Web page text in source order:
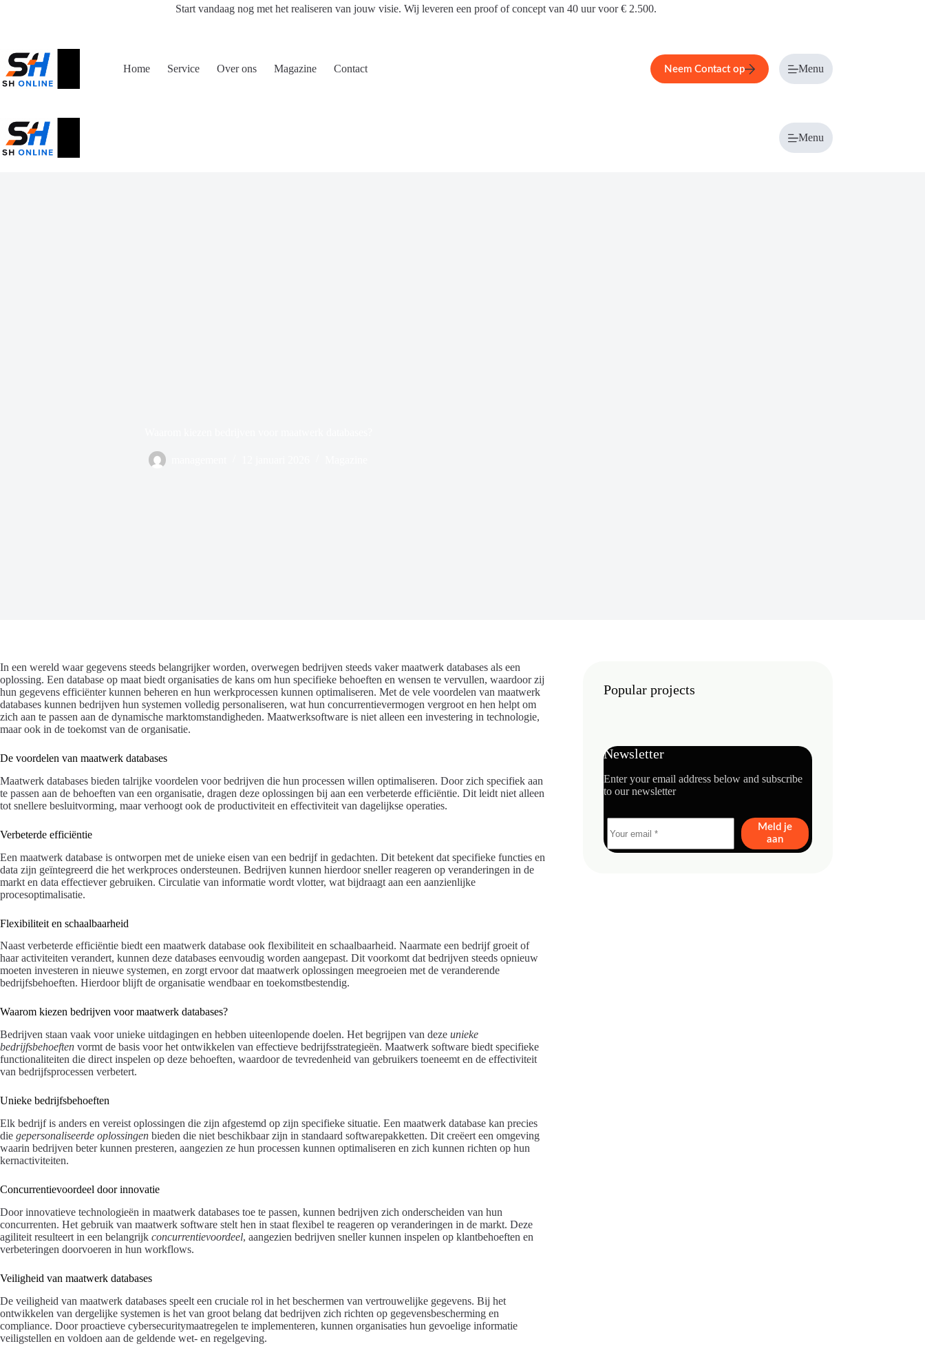
Start vandaag nog met het realiseren van jouw visie. Wij leveren een proof of concept van 40 uur voor € 2.500.
Home Service Over ons Magazine Contact Neem Contact op Menu
Menu
In een wereld waar gegevens steeds belangrijker worden, overwegen bedrijven steeds vaker maatwerk databases als een
oplossing. Een database op maat biedt organisaties de kans om hun specifieke behoeften en wensen te vervullen, waardoor zij
hun gegevens efficiënter kunnen beheren en hun werkprocessen kunnen optimaliseren. Met de vele voordelen van maatwerk
databases kunnen bedrijven hun systemen volledig personaliseren, wat hun concurrentievermogen vergroot en hen helpt om
zich aan te passen aan de dynamische marktomstandigheden. Maatwerksoftware is niet alleen een investering in technologie,
maar ook in de toekomst van de organisatie.
De voordelen van maatwerk databases
Maatwerk databases bieden talrijke voordelen voor bedrijven die hun processen willen optimaliseren. Door zich specifiek aan
te passen aan de behoeften van een organisatie, dragen deze oplossingen bij aan een verbeterde efficiëntie. Dit leidt niet alleen
tot snellere besluitvorming, maar verhoogt ook de productiviteit en effectiviteit van dagelijkse operaties.
Verbeterde efficiëntie
Een maatwerk database is ontworpen met de unieke eisen van een bedrijf in gedachten. Dit betekent dat specifieke functies en
data zijn geïntegreerd die het werkproces ondersteunen. Bedrijven kunnen hierdoor sneller reageren op veranderingen in de
markt en data effectiever gebruiken. Circulatie van informatie wordt vlotter, wat bijdraagt aan een aanzienlijke
procesoptimalisatie.
Flexibiliteit en schaalbaarheid
Naast verbeterde efficiëntie biedt een maatwerk database ook flexibiliteit en schaalbaarheid. Naarmate een bedrijf groeit of
haar activiteiten verandert, kunnen deze databases eenvoudig worden aangepast. Dit voorkomt dat bedrijven steeds opnieuw
moeten investeren in nieuwe systemen, en zorgt ervoor dat maatwerk oplossingen meegroeien met de veranderende
bedrijfsbehoeften. Hierdoor blijft de organisatie wendbaar en toekomstbestendig.
Waarom kiezen bedrijven voor maatwerk databases?
Bedrijven staan vaak voor unieke uitdagingen en hebben uiteenlopende doelen. Het begrijpen van deze unieke
bedrijfsbehoeften vormt de basis voor het ontwikkelen van effectieve bedrijfsstrategieën. Maatwerk software biedt specifieke
functionaliteiten die direct inspelen op deze behoeften, waardoor de tevredenheid van gebruikers toeneemt en de effectiviteit
van bedrijfsprocessen verbetert.
Unieke bedrijfsbehoeften
Elk bedrijf is anders en vereist oplossingen die zijn afgestemd op zijn specifieke situatie. Een maatwerk database kan precies
die gepersonaliseerde oplossingen bieden die niet beschikbaar zijn in standaard softwarepakketten. Dit creëert een omgeving
waarin bedrijven beter kunnen presteren, aangezien ze hun processen kunnen optimaliseren en zich kunnen richten op hun
kernactiviteiten.
Concurrentievoordeel door innovatie
Door innovatieve technologieën in maatwerk databases toe te passen, kunnen bedrijven zich onderscheiden van hun
concurrenten. Het gebruik van maatwerk software stelt hen in staat flexibel te reageren op veranderingen in de markt. Deze
agiliteit resulteert in een belangrijk concurrentievoordeel, aangezien bedrijven sneller kunnen inspelen op klantbehoeften en
verbeteringen doorvoeren in hun workflows.
Veiligheid van maatwerk databases
De veiligheid van maatwerk databases speelt een cruciale rol in het beschermen van vertrouwelijke gegevens. Bij het
ontwikkelen van dergelijke systemen is het van groot belang dat bedrijven zich richten op gegevensbescherming en
compliance. Door proactieve cybersecuritymaatregelen te implementeren, kunnen organisaties hun gevoelige informatie
veiligstellen en voldoen aan de geldende wet- en regelgeving.
Popular projects
Newsletter
Enter your email address below and subscribe
to our newsletter
Meld je
aan